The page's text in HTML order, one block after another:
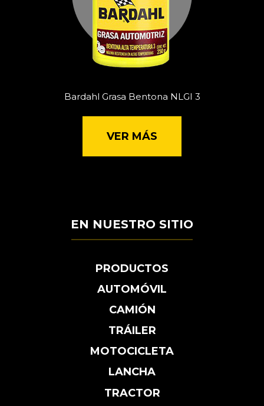
Bardahl Grasa Bentona NLGI 3
VER MÁS
EN NUESTRO SITIO
PRODUCTOS
AUTOMÓVIL
CAMIÓN
TRÁILER
MOTOCICLETA
LANCHA
TRACTOR